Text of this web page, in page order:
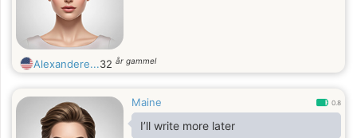
Alexandere...32 år gammel
Maine 0.8
I’ll write more later